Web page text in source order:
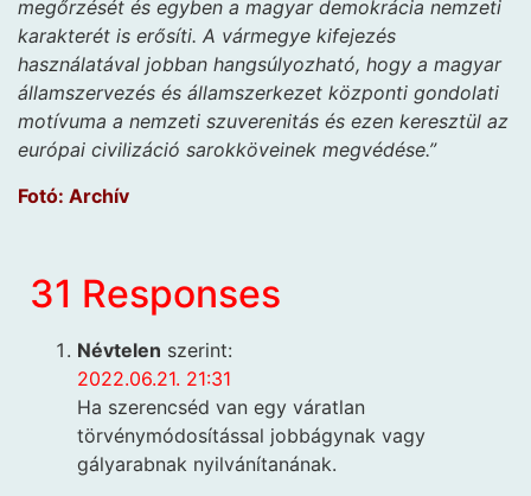
megőrzését és egyben a magyar demokrácia nemzeti
karakterét is erősíti. A vármegye kifejezés
használatával jobban hangsúlyozható, hogy a magyar
államszervezés és államszerkezet központi gondolati
motívuma a nemzeti szuverenitás és ezen keresztül az
európai civilizáció sarokköveinek megvédése.”
Fotó: Archív
31 Responses
Névtelen szerint:
2022.06.21. 21:31
Ha szerencséd van egy váratlan
törvénymódosítással jobbágynak vagy
gályarabnak nyilvánítanának.